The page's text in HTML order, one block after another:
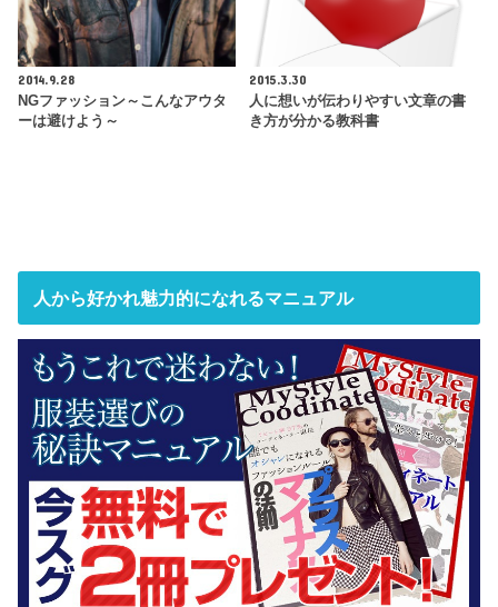
2014.9.28
NGファッション～こんなアウタ
ーは避けよう～
2015.3.30
人に想いが伝わりやすい文章の書
き方が分かる教科書
人から好かれ魅力的になれるマニュアル